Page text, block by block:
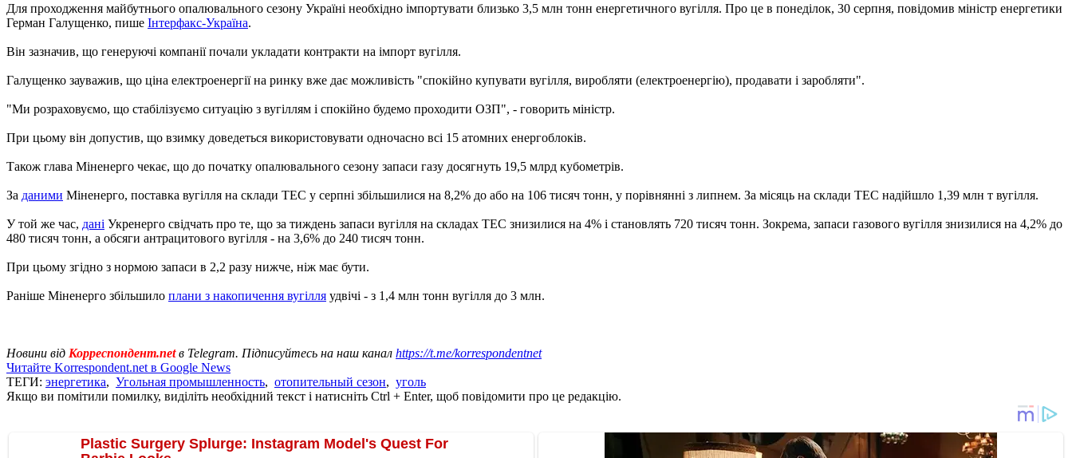
Для проходження майбутнього опалювального сезону Україні необхідно імпортувати близько 3,5 млн тонн енергетичного вугілля. Про це в понеділок, 30 серпня, повідомив міністр енергетики
Герман Галущенко, пише Інтерфакс-Україна.
Він зазначив, що генеруючі компанії почали укладати контракти на імпорт вугілля.
Галущенко зауважив, що ціна електроенергії на ринку вже дає можливість "спокійно купувати вугілля, виробляти (електроенергію), продавати і заробляти".
"Ми розраховуємо, що стабілізуємо ситуацію з вугіллям і спокійно будемо проходити ОЗП", - говорить міністр.
При цьому він допустив, що взимку доведеться використовувати одночасно всі 15 атомних енергоблоків.
Також глава Міненерго чекає, що до початку опалювального сезону запаси газу досягнуть 19,5 млрд кубометрів.
За даними Міненерго, поставка вугілля на склади ТЕС у серпні збільшилися на 8,2% до або на 106 тисяч тонн, у порівнянні з липнем. За місяць на склади ТЕС надійшло 1,39 млн т вугілля.
У той же час, дані Укренерго свідчать про те, що за тиждень запаси вугілля на складах ТЕС знизилися на 4% і становлять 720 тисяч тонн. Зокрема, запаси газового вугілля знизилися на 4,2% до
480 тисяч тонн, а обсяги антрацитового вугілля - на 3,6% до 240 тисяч тонн.
При цьому згідно з нормою запаси в 2,2 разу нижче, ніж має бути.
Раніше Міненерго збільшило плани з накопичення вугілля удвічі - з 1,4 млн тонн вугілля до 3 млн.
Новини від Корреспондент.netв Telegram. Підписуйтесь на наш канал https://t.me/korrespondentnet
Читайте Korrespondent.net в Google News
ТЕГИ: энергетика, Угольная промышленность, отопительный сезон, уголь
Якщо ви помітили помилку, виділіть необхідний текст і натисніть Ctrl + Enter, щоб повідомити про це редакцію.